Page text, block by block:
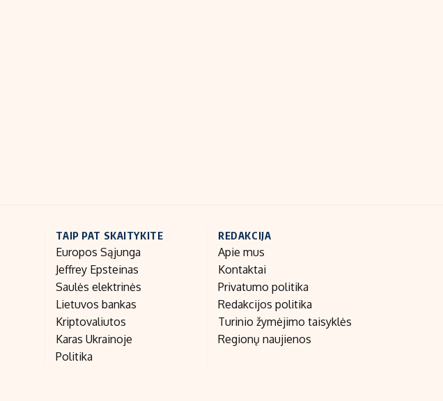
TAIP PAT SKAITYKITE
Europos Sąjunga
Jeffrey Epsteinas
Saulės elektrinės
Lietuvos bankas
Kriptovaliutos
Karas Ukrainoje
Politika
REDAKCIJA
Apie mus
Kontaktai
Privatumo politika
Redakcijos politika
Turinio žymėjimo taisyklės
Regionų naujienos